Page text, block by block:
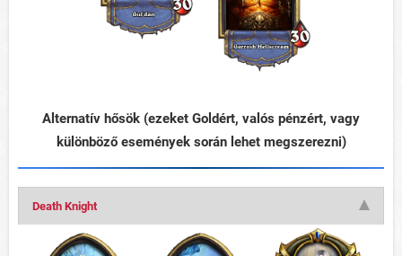
Alternatív hősök (ezeket Goldért, valós pénzért, vagy
különböző események során lehet megszerezni)
Death Knight